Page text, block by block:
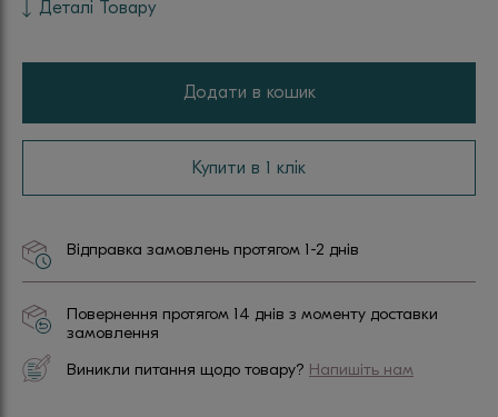
Деталі Товару
Додати в кошик
Купити в 1 клік
Відправка замовлень протягом 1-2 днів
Повернення протягом 14 днів з моменту доставки
замовлення
Виникли питання щодо товару? Напишіть нам